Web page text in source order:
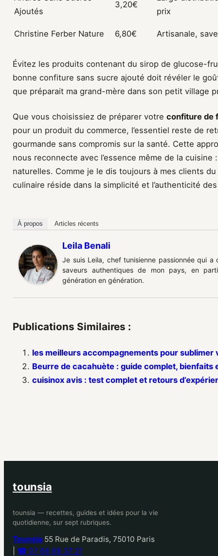
Ajoutés
3,20€
prix
Christine Ferber Nature 6,80€ Artisanale,
Évitez les produits contenant du sirop de glucose-
bonne confiture sans sucre ajouté doit révéler le
que préparait ma grand-mère dans son petit village
Que vous choisissiez de préparer votre confiture de
pour un produit du commerce, l’essentiel reste de
gourmande sans compromis sur la santé. Cette
nous reconnecte avec l’essence même de la
naturelles. Comme je le dis toujours à mes clients
culinaire réside dans la simplicité et l’authenticité
À propos Articles récents
Leila Benali
Je suis Leila, chef tunisienne passionnée qui
saveurs authentiques de mon pays, en
génération en génération.
Publications Similaires :
les meilleurs accompagnements pour sublimer
Beurre de cacahuète : guide complet, bienfaits
cuisinox avis : test complet et retours
tounsia
tounsia — recettes, guides et idées pour la vie
quotidienne, sur sept rubriques.
Tounsia 55 Rue de Paradis, 75010 Paris
☎ 07 66 68 37 21